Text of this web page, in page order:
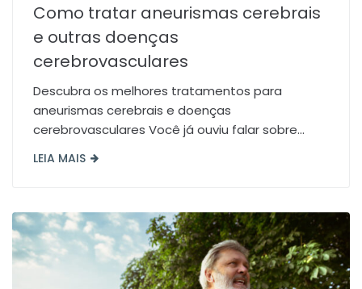
Como tratar aneurismas cerebrais
e outras doenças
cerebrovasculares
Descubra os melhores tratamentos para
aneurismas cerebrais e doenças
cerebrovasculares Você já ouviu falar sobre...
LEIA MAIS